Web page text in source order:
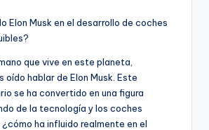
Elon Musk en el desarrollo de coches
que vive en este planeta,
oído hablar de Elon Musk. Este
se ha convertido en una figura
de la tecnología y los coches
ha influido realmente en el